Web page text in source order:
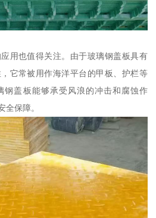
用也值得关注。由于玻璃钢盖板具有
它常被用作海洋平台的甲板、护栏等
钢盖板能够承受风浪的冲击和腐蚀作
全保障。